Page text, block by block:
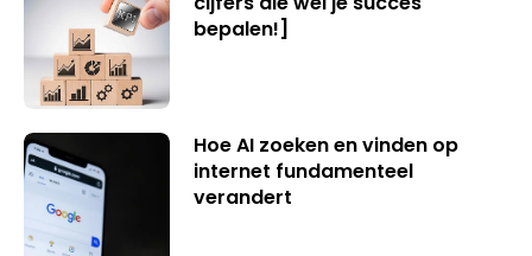
bepalen!]
Hoe AI zoeken en vinden op
internet fundamenteel
verandert